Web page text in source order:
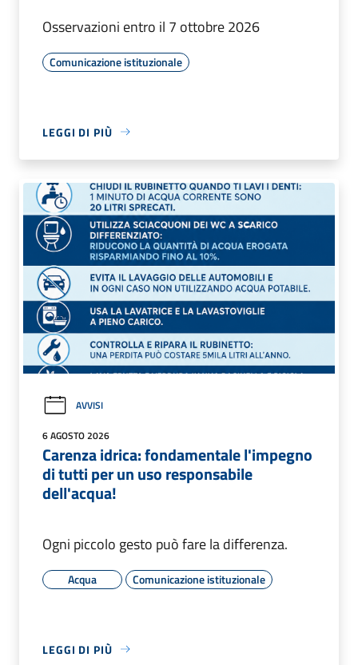
Osservazioni entro il 7 ottobre 2026
Comunicazione istituzionale
LEGGI DI PIÙ
AVVISI
6 AGOSTO 2026
Carenza idrica: fondamentale l'impegno
di tutti per un uso responsabile
dell'acqua!
Ogni piccolo gesto può fare la differenza.
Acqua Comunicazione istituzionale
LEGGI DI PIÙ